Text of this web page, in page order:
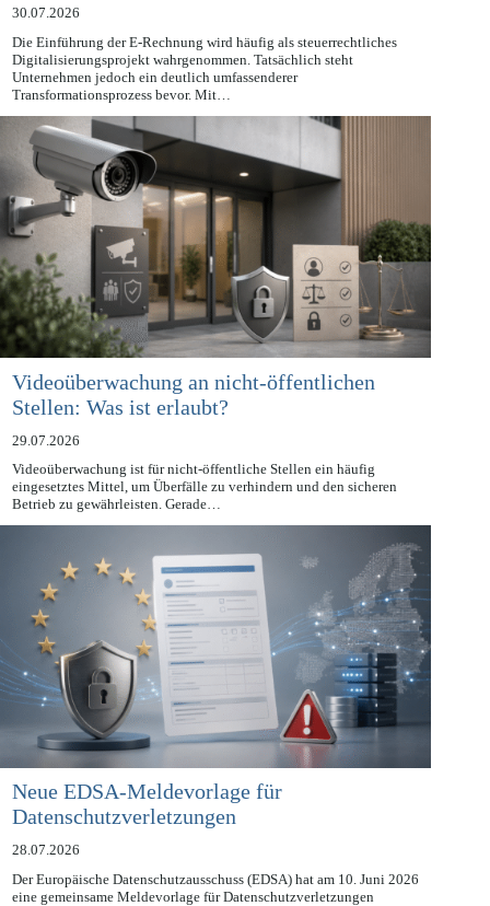
30.07.2026
Die Einführung der E-Rechnung wird häufig als steuerrechtliches
Digitalisierungsprojekt wahrgenommen. Tatsächlich steht
Unternehmen jedoch ein deutlich umfassenderer
Transformationsprozess bevor. Mit…
Videoüberwachung an nicht-öffentlichen
Stellen: Was ist erlaubt?
29.07.2026
Videoüberwachung ist für nicht-öffentliche Stellen ein häufig
eingesetztes Mittel, um Überfälle zu verhindern und den sicheren
Betrieb zu gewährleisten. Gerade…
Neue EDSA-Meldevorlage für
Datenschutzverletzungen
28.07.2026